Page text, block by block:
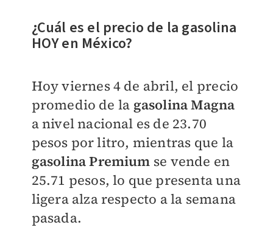
¿Cuál es el precio de la gasolina
HOY en México?
Hoy viernes 4 de abril, el precio
promedio de la gasolina Magna
a nivel nacional es de 23.70
pesos por litro, mientras que la
gasolina Premium se vende en
25.71 pesos, lo que presenta una
ligera alza respecto a la semana
pasada.